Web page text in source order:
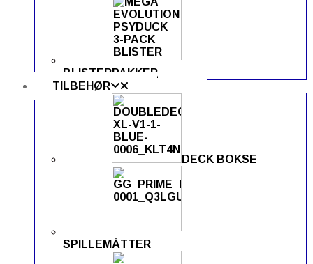
BLISTERPAKKER
TILBEHØR
DECK BOKSE
SPILLEMÅTTER